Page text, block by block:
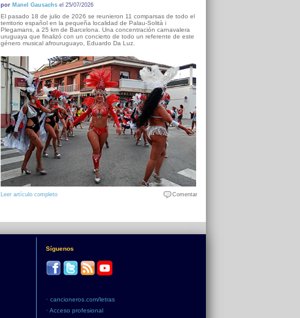
por Manel Gausachsel 25/07/2026
El pasado 18 de julio de 2026 se reunieron 11 comparsas de todo el
territorio español en la pequeña localidad de Palau-Solità i
Plegamans, a 25 km de Barcelona. Una concentración carnavalera
uruguaya que finalizó con un concierto de todo un referente de este
género musical afrouruguayo, Eduardo Da Luz.
Leer artículo completo Comentar
Síguenos
• cancioneros.com/letras
• Acceso profesional